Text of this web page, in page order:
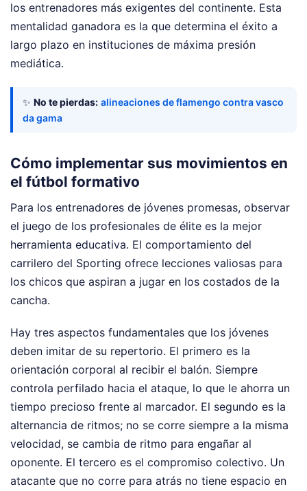
los entrenadores más exigentes del continente. Esta
mentalidad ganadora es la que determina el éxito a
largo plazo en instituciones de máxima presión
mediática.
✨ No te pierdas: alineaciones de flamengo contra vasco
da gama
Cómo implementar sus movimientos en
el fútbol formativo
Para los entrenadores de jóvenes promesas, observar
el juego de los profesionales de élite es la mejor
herramienta educativa. El comportamiento del
carrilero del Sporting ofrece lecciones valiosas para
los chicos que aspiran a jugar en los costados de la
cancha.
Hay tres aspectos fundamentales que los jóvenes
deben imitar de su repertorio. El primero es la
orientación corporal al recibir el balón. Siempre
controla perfilado hacia el ataque, lo que le ahorra un
tiempo precioso frente al marcador. El segundo es la
alternancia de ritmos; no se corre siempre a la misma
velocidad, se cambia de ritmo para engañar al
oponente. El tercero es el compromiso colectivo. Un
atacante que no corre para atrás no tiene espacio en